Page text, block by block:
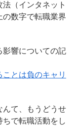
（インタネット
数字で転職業界
影響についての記
とは負のキャリ
んて、もうどうせ
で転職活動をし